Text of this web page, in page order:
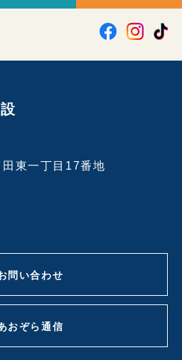
東一丁目17番地
問い合わせ
おぞら通信